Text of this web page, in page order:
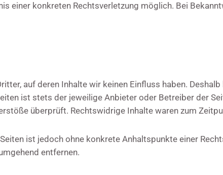
einer konkreten Rechtsverletzung möglich. Bei
auf deren Inhalte wir keinen Einfluss haben.
ist stets der jeweilige Anbieter oder Betreiber der
überprüft. Rechtswidrige Inhalte waren zum
ist jedoch ohne konkrete Anhaltspunkte einer
entfernen.